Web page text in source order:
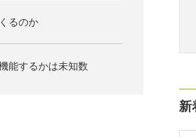
るのか
能するかは未知数
新